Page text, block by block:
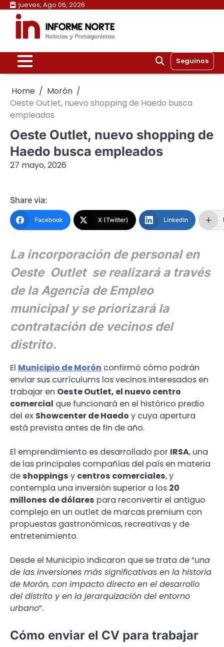
Skip
content
jueves, Ago 06, 2026
Seguinos
Home
Morón
Oeste Outlet, nuevo shopping de Haedo busca
empleados
Oeste Outlet, nuevo shopping de
Haedo busca empleados
27 mayo, 2026
Share via:
Facebook X (Twitter) LinkedIn
La incorporación de personal en
Oeste Outlet se realizará a través
de la Agencia de Empleo
municipal y se priorizará la
contratación de vecinos del
distrito.
El Municipio de Morón confirmó cómo podrán
enviar sus currículums los vecinos interesados en
trabajar en Oeste Outlet, el nuevo centro
comercial que funcionará en el histórico predio
del ex Showcenter de Haedo y cuya apertura
está prevista antes de fin de año.
El emprendimiento es desarrollado por IRSA, una
de las principales compañías del país en materia
de shoppings y centros comerciales, y
contempla una inversión superior a los 20
millones de dólares para reconvertir el antiguo
complejo en un outlet de marcas premium con
propuestas gastronómicas, recreativas y de
entretenimiento.
Desde el Municipio indicaron que se trata de “una
de las inversiones más significativas en la historia
de Morón, con impacto directo en el desarrollo
del distrito y en la jerarquización del entorno
urbano”.
Cómo enviar el CV para trabajar